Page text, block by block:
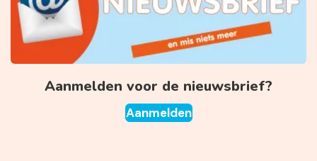
Aanmelden voor de nieuwsbrief?
Aanmelden